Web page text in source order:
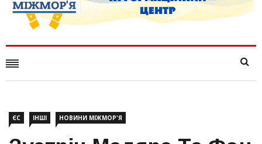
ЄС ІНШІ НОВИНИ МІЖМОР'Я